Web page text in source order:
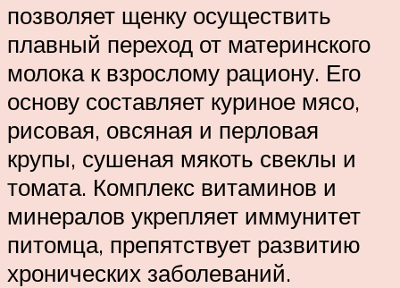
позволяет щенку осуществить
плавный переход от материнского
молока к взрослому рациону. Его
основу составляет куриное мясо,
рисовая, овсяная и перловая
крупы, сушеная мякоть свеклы и
томата. Комплекс витаминов и
минералов укрепляет иммунитет
питомца, препятствует развитию
хронических заболеваний.